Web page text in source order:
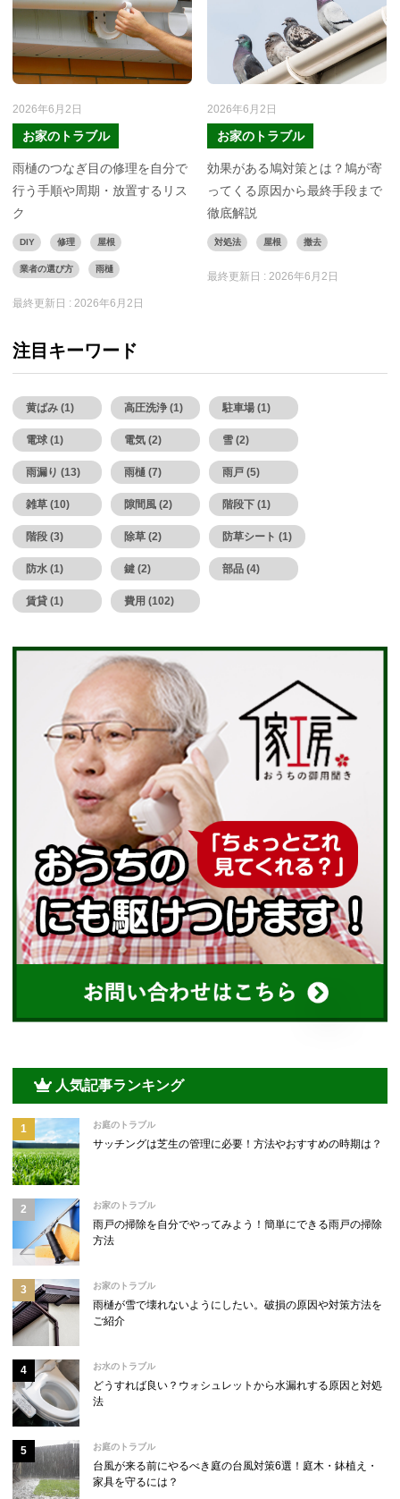
2026年6月2日
お家のトラブル
雨樋のつなぎ目の修理を自分で
行う手順や周期・放置するリス
ク
DIY 修理 屋根
業者の選び方 雨樋
最終更新日 : 2026年6月2日
2026年6月2日
お家のトラブル
効果がある鳩対策とは？鳩が寄
ってくる原因から最終手段まで
徹底解説
対処法 屋根 撤去
最終更新日 :2026年6月2日
注目キーワード
黄ばみ (1) 高圧洗浄 (1) 駐車場 (1)
電球 (1) 電気 (2) 雪 (2)
雨漏り (13) 雨樋 (7) 雨戸 (5)
雑草 (10) 隙間風 (2) 階段下 (1)
階段 (3) 除草 (2) 防草シート (1)
防水 (1) 鍵 (2) 部品 (4)
賃貸 (1) 費用 (102)
人気記事ランキング
お庭のトラブル
サッチングは芝生の管理に必要！方法やおすすめの時期は？
お家のトラブル
雨戸の掃除を自分でやってみよう！簡単にできる雨戸の掃除
方法
お家のトラブル
雨樋が雪で壊れないようにしたい。破損の原因や対策方法を
ご紹介
お水のトラブル
どうすれば良い？ウォシュレットから水漏れする原因と対処
法
お庭のトラブル
台風が来る前にやるべき庭の台風対策6選！庭木・鉢植え・
家具を守るには？